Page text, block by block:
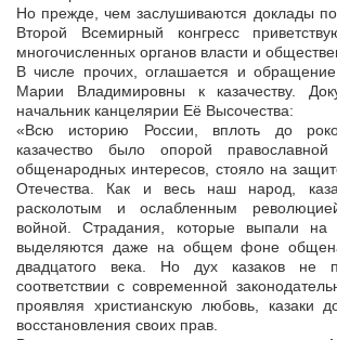
Но прежде, чем заслушиваются доклады
Второй Всемирный конгресс
многочисленных органов власти и
В числе прочих, оглашается и
Марии Владимировны к казачеству.
начальник канцелярии Её Высочества:
«Всю историю России, вплоть до
казачество было опорой
общенародных интересов, стояло на
Отечества. Как и весь наш народ,
расколотым и ослабленным
войной. Страдания, которые выпали на
выделяются даже на общем фоне
двадцатого века. Но дух казаков не
соответствии с современной
проявляя христианскую любовь, казаки
восстановления своих прав.